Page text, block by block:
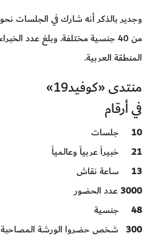
المنطقة العربية.
منتدى «كوفيد19»
في أرقام
10
جلسات
21 خبيراً عربياً وعالمياً
13 ساعة نقاش
3000عدد الحضور
48 جنسية
300 شخص حضروا الورشة المصاحبة